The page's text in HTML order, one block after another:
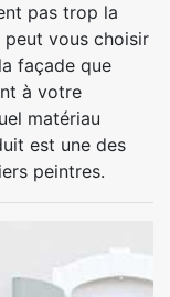
pas trop la
vous choisir
façade que
à votre
matériau
est une des
peintres.